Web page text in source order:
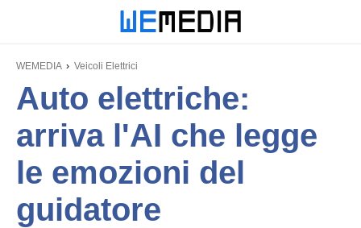
WEMEDIA Veicoli Elettrici
Auto elettriche:
arriva l'AI che legge
le emozioni del
guidatore